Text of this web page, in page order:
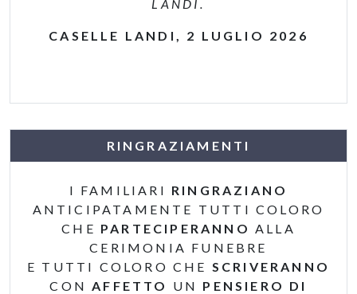
LANDI.
CASELLE LANDI, 2 LUGLIO 2026
RINGRAZIAMENTI
I FAMILIARI RINGRAZIANO
ANTICIPATAMENTE TUTTI COLORO
CHE PARTECIPERANNO ALLA
CERIMONIA FUNEBRE
E TUTTI COLORO CHE SCRIVERANNO
CONAFFETTO UN PENSIERO DI